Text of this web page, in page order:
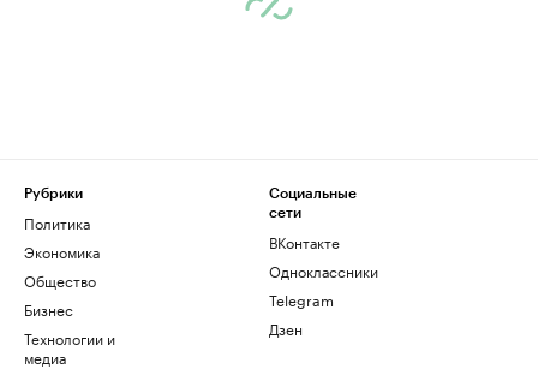
Рубрики
Политика
Экономика
Общество
Бизнес
Технологии и
медиа
Социальные
сети
ВКонтакте
Одноклассники
Telegram
Дзен